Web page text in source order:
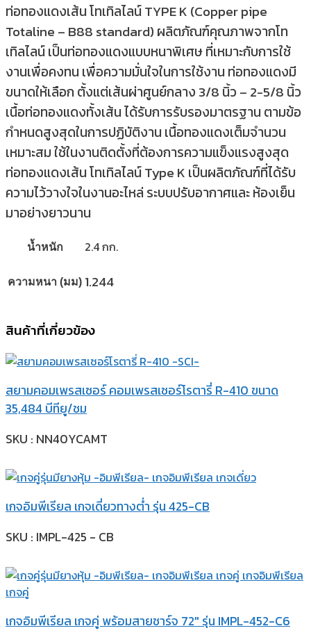
ท่อทองแดงเส้น โทเทิลไลน์ TYPE K (Copper pipe
Totaline – B88 standard) ผลิตภัณฑ์คุณภาพจากโท
เทิลไลน์ เป็นท่อทองแดงแบบหนาพิเศษ ที่เหมาะกับการใช้
งานเพื่อคงทน เพื่อความมั่นใจในการใช้งาน ท่อทองแดงมี
ขนาดให้เลือก ตั้งแต่เส้นผ่าศูนย์กลาง 3/8 นิ้ว – 2-5/8 นิ้ว
เนื้อท่อทองแดงทั้งเส้น ได้รับการรับรองมาตรฐาน ตามข้อ
กำหนดสูงสุดในการปฏิบัติงาน เนื้อทองแดงเต็มจำนวน
เหมาะสม ใช้ในงานติดตั้งที่ต้องการความแข็งแรงสูงสุด
ท่อทองแดงเส้น โทเทิลไลน์ Type K เป็นผลิตภัณฑ์ที่ได้รับ
ความไว้วางใจในงานอะไหล่ ระบบปรับอากาศและ ห้องเย็น
มาอย่างยาวนาน
น้ำหนัก 2.4 กก.
ความหนา (มม) 1.244
สินค้าที่เกี่ยวข้อง
สยามคอมเพรสเซอร์ คอมเพรสเซอร์โรตารี่ R-410 ขนาด
35,484 บีทียู/ชม
SKU : NN40YCAMT
เกจอิมพีเรียล เกจเดี่ยวทางต่ำ รุ่น 425-CB
SKU : IMPL-425 - CB
เกจอิมพีเรียล เกจคู่ พร้อมสายชาร์จ 72″ รุ่น IMPL-452-C6